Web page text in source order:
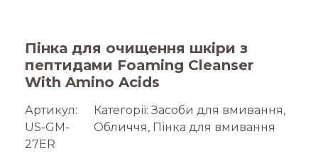
Пінка для очищення шкіри з
пептидами Foaming Cleanser
With Amino Acids
Артикул:
US-GM-
27ER
Категорії:Засоби для вмивання,
Обличчя, Пінка для вмивання